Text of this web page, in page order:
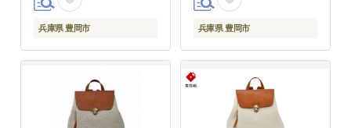
兵庫県 豊岡市 兵庫県 豊岡市